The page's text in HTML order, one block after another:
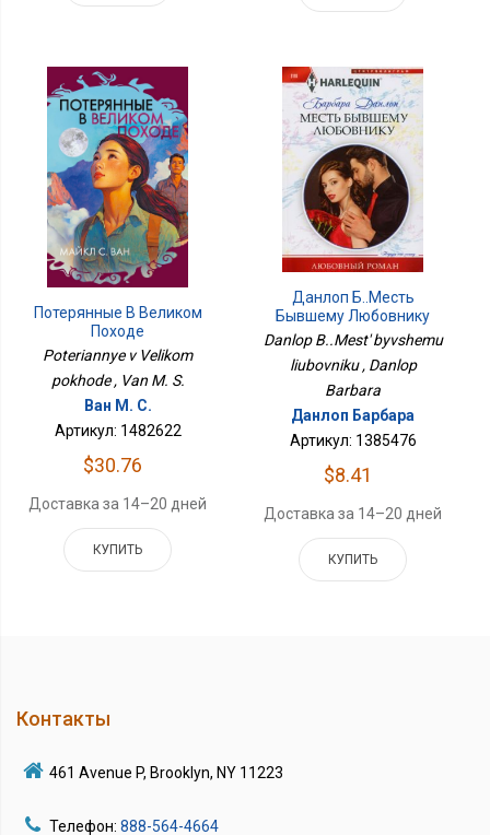
Потерянные В Великом
Походе
Poteriannye v Velikom
pokhode , Van M. S.
Ван М. С.
Артикул: 1482622
$30.76
Доставка за 14–20 дней
КУПИТЬ
Данлоп Б..Месть
Бывшему Любовнику
Danlop B..Mest' byvshemu
liubovniku , Danlop
Barbara
Данлоп Барбара
Артикул: 1385476
$8.41
Доставка за 14–20 дней
КУПИТЬ
Контакты
461 Avenue P, Brooklyn, NY 11223
Телефон: 888-564-4664